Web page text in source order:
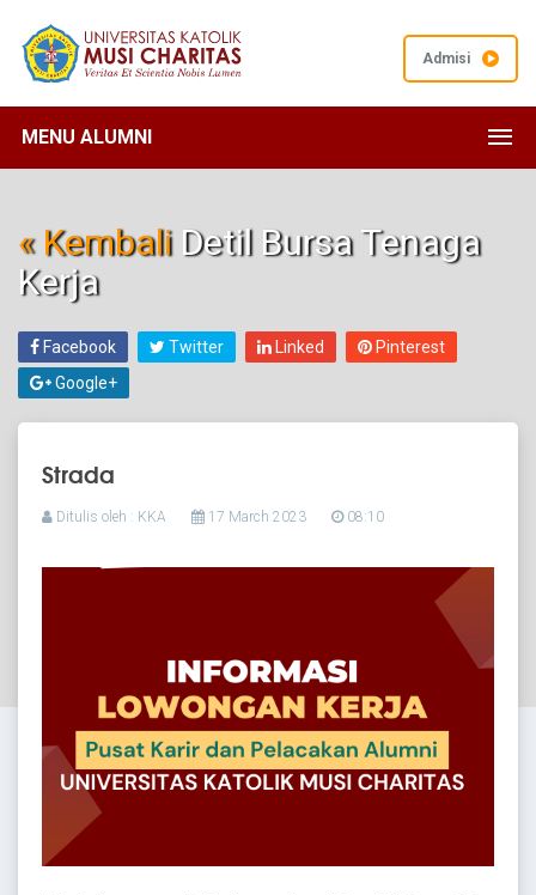
Admisi
MENU ALUMNI
« KembaliDetil Bursa Tenaga
Kerja
Facebook Twitter Linked
Pinterest
Google+
Strada
Ditulis oleh : KKA 17 March 2023 08:10